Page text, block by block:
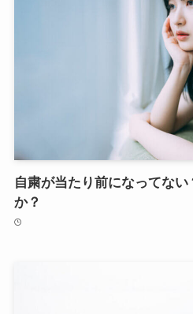
自粛が当たり前になってな
か？